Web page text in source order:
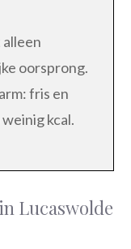
oorsprong.
fris en
kcal.
Lucaswolde